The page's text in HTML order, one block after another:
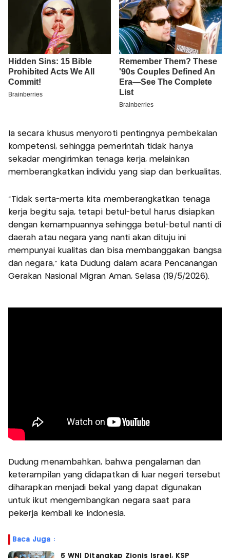
Ia secara khusus menyoroti pentingnya pembekalan
kompetensi, sehingga pemerintah tidak hanya
sekadar mengirimkan tenaga kerja, melainkan
memberangkatkan individu yang siap dan berkualitas.
"Tidak serta-merta kita memberangkatkan tenaga
kerja begitu saja, tetapi betul-betul harus disiapkan
dengan kemampuannya sehingga betul-betul nanti di
daerah atau negara yang nanti akan dituju ini
mempunyai kualitas dan bisa membanggakan bangsa
dan negara," kata Dudung dalam acara Pencanangan
Gerakan Nasional Migran Aman, Selasa (19/5/2026).
Dudung menambahkan, bahwa pengalaman dan
keterampilan yang didapatkan di luar negeri tersebut
diharapkan menjadi bekal yang dapat digunakan
untuk ikut mengembangkan negara saat para
pekerja kembali ke Indonesia.
Baca Juga :
5 WNI Ditangkap Zionis Israel, KSP